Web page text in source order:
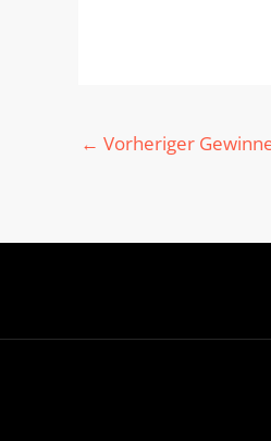
← Vorheriger